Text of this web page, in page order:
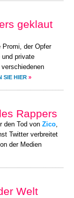
geklaut
Promi, der Opfer
und private
SIE HIER »
Rappers
den Tod von Zico,
Twitter verbreitet
der Medien
Welt